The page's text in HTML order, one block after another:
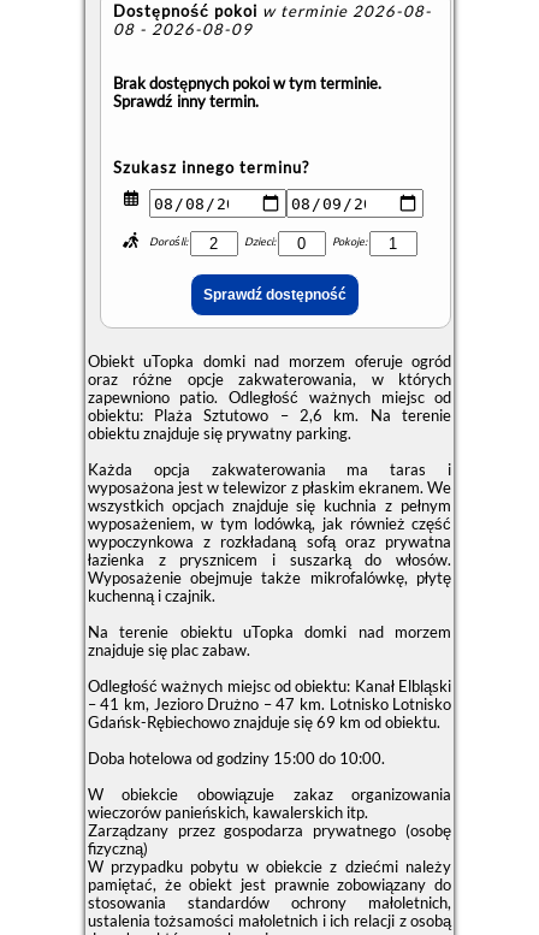
Dostępność pokoi w terminie 2026-08-
08 - 2026-08-09
Brak dostępnych pokoi w tym terminie.
Sprawdź inny termin.
Szukasz innego terminu?
Dorośli: Dzieci: Pokoje:
Obiekt uTopka domki nad morzem oferuje ogród
oraz różne opcje zakwaterowania, w których
zapewniono patio. Odległość ważnych miejsc od
obiektu: Plaża Sztutowo – 2,6 km. Na terenie
obiektu znajduje się prywatny parking.
Każda opcja zakwaterowania ma taras i
wyposażona jest w telewizor z płaskim ekranem. We
wszystkich opcjach znajduje się kuchnia z pełnym
wyposażeniem, w tym lodówką, jak również część
wypoczynkowa z rozkładaną sofą oraz prywatna
łazienka z prysznicem i suszarką do włosów.
Wyposażenie obejmuje także mikrofalówkę, płytę
kuchenną i czajnik.
Na terenie obiektu uTopka domki nad morzem
znajduje się plac zabaw.
Odległość ważnych miejsc od obiektu: Kanał Elbląski
– 41 km, Jezioro Drużno – 47 km. Lotnisko Lotnisko
Gdańsk-Rębiechowo znajduje się 69 km od obiektu.
Doba hotelowa od godziny 15:00do 10:00.
W obiekcie obowiązuje zakaz organizowania
wieczorów panieńskich, kawalerskich itp.
Zarządzany przez gospodarza prywatnego (osobę
fizyczną)
W przypadku pobytu w obiekcie z dziećmi należy
pamiętać, że obiekt jest prawnie zobowiązany do
stosowania standardów ochrony małoletnich,
ustalenia tożsamości małoletnich i ich relacji z osobą